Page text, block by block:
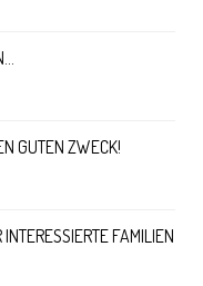
GUTEN ZWECK!
FAMILIEN